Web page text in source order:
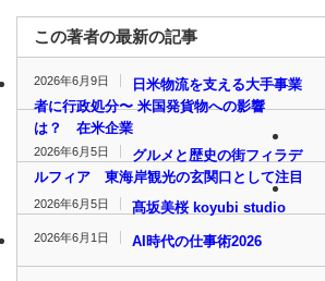
この著者の最新の記事
2026年6月9日
日米物流を支える大手事業
者に行政処分〜 米国発貨物への影響
は？ 在米企業
2026年6月5日
グルメと歴史の街フィラデ
ルフィア 東海岸観光の玄関口として注目
2026年6月5日 髙坂美桜 koyubi studio
2026年6月1日 AI時代の仕事術2026